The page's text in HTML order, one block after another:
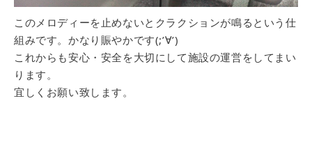
このメロディーを止めないとクラクションが鳴るという仕
組みです。かなり賑やかです(;’∀’)
これからも安心・安全を大切にして施設の運営をしてまい
ります。
宜しくお願い致します。